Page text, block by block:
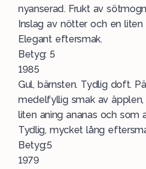
nyanserad. Frukt av
Inslag av nötter och en liten
Elegant eftersmak.
Betyg: 5
1985
Gul, bärnsten. Tydlig doft.
medelfyllig smak av
liten aning ananas och som
Tydlig, mycket lång
Betyg:5
1979